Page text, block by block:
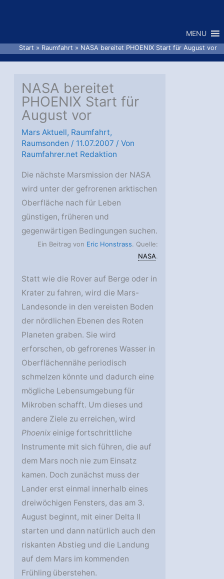
MENU
Start Raumfahrt NASA bereitet PHOENIX Start für August vor
NASA bereitet
PHOENIX Start für
August vor
Mars Aktuell, Raumfahrt,
Raumsonden / 11.07.2007 / Von
Raumfahrer.net Redaktion
Die nächste Marsmission der NASA
wird unter der gefrorenen arktischen
Oberfläche nach für Leben
günstigen, früheren und
gegenwärtigen Bedingungen suchen.
Ein Beitrag von Eric Honstrass. Quelle:
NASA.
Statt wie die Rover auf Berge oder in
Krater zu fahren, wird die Mars-
Landesonde in den vereisten Boden
der nördlichen Ebenen des Roten
Planeten graben. Sie wird
erforschen, ob gefrorenes Wasser in
Oberflächennähe periodisch
schmelzen könnte und dadurch eine
mögliche Lebensumgebung für
Mikroben schafft. Um dieses und
andere Ziele zu erreichen, wird
Phoenix einige fortschrittliche
Instrumente mit sich führen, die auf
dem Mars noch nie zum Einsatz
kamen. Doch zunächst muss der
Lander erst einmal innerhalb eines
dreiwöchigen Fensters, das am 3.
August beginnt, mit einer Delta II
starten und dann natürlich auch den
riskanten Abstieg und die Landung
auf dem Mars im kommenden
Frühling überstehen.